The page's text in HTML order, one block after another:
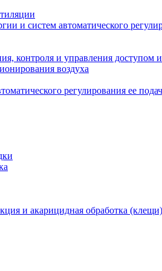
и систем автоматического
контроля и управления доступом и
воздуха
регулирования ее
и акарицидная обработка (клещи)